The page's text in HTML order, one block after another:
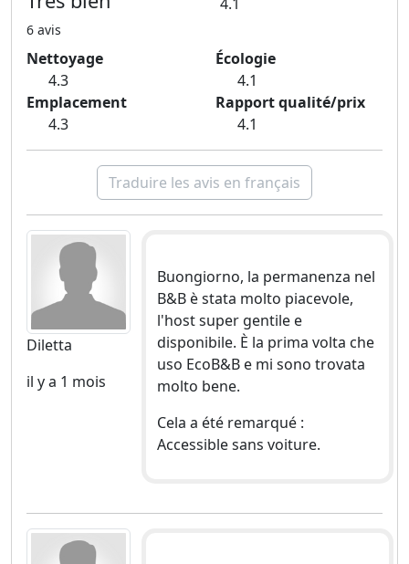
6 avis
Nettoyage
4.3
Écologie
4.1
Emplacement
4.3
Rapport qualité/prix
4.1
Traduire les avis en français
Diletta
il y a 1 mois
Buongiorno, la permanenza nel
B&B è stata molto piacevole,
l'host super gentile e
disponibile. È la prima volta che
uso EcoB&B e mi sono trovata
molto bene.
Cela a été remarqué :
Accessible sans voiture.